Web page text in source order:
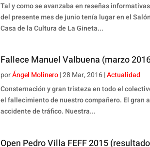
Tal y como se avanzaba en reseñas
del presente mes de junio tenía lugar en el
Casa de la Cultura de La Gineta...
Fallece Manuel Valbuena (marzo
porÁngel Molinero|28 Mar, 2016|Actualidad
Consternación y gran tristeza en todo el
el fallecimiento de nuestro compañero. El gran
accidente de tráfico. Nuestra...
Open Pedro Villa FEFF 2015